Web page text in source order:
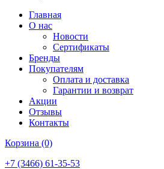
Главная
О нас
Новости
Сертификаты
Бренды
Покупателям
Оплата и доставка
Гарантии и возврат
Акции
Отзывы
Контакты
Корзина (0)
+7 (3466) 61-35-53